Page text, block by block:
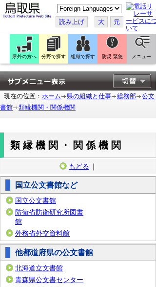
こ
の
ペ
ー
ジ
翻
訳
す
る
読み上げ 大 元
県外の方へ 分野で探す 組織で探す 防災 緊急 メニュー
現在の位置： ホーム 県の組織と仕事 総務部
公文
書館
類縁機関・関係機関
類縁機関・関係機関
もどる ｜
国立公文書館など
国立公文書館
防衛省防衛研究所図書
館
外務省外交資料館
他都道府県の公文書館
北海道立文書館
青森県公文書センター